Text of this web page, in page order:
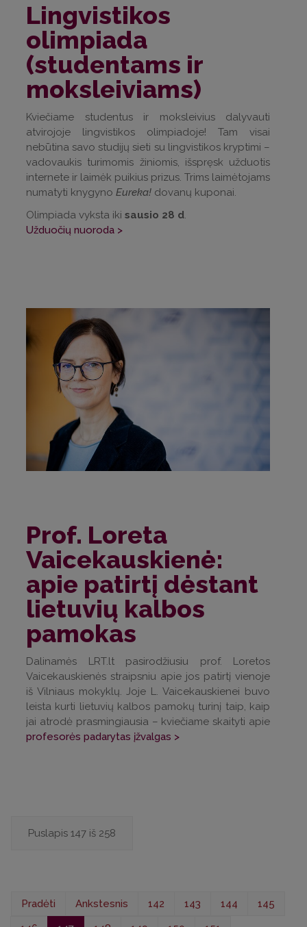
Lingvistikos
olimpiada
(studentams ir
moksleiviams)
Kviečiame studentus ir moksleivius dalyvauti
atvirojoje lingvistikos olimpiadoje! Tam visai
nebūtina savo studijų sieti su lingvistikos kryptimi –
vadovaukis turimomis žiniomis, išspręsk užduotis
internete ir laimėk puikius prizus. Trims laimėtojams
numatyti knygyno Eureka! dovanų kuponai.
Olimpiada vyksta iki sausio 28 d.
Užduočių nuoroda >
Prof. Loreta
Vaicekauskienė:
apie patirtį dėstant
lietuvių kalbos
pamokas
Dalinamės LRT.lt pasirodžiusiu prof. Loretos
Vaicekauskienės straipsniu apie jos patirtį vienoje
iš Vilniaus mokyklų. Joje L. Vaicekauskienei buvo
leista kurti lietuvių kalbos pamokų turinį taip, kaip
jai atrodė prasmingiausia – kviečiame skaityti apie
profesorės padarytas įžvalgas >
Puslapis 147 iš 258
Pradėti Ankstesnis 142 143 144
145